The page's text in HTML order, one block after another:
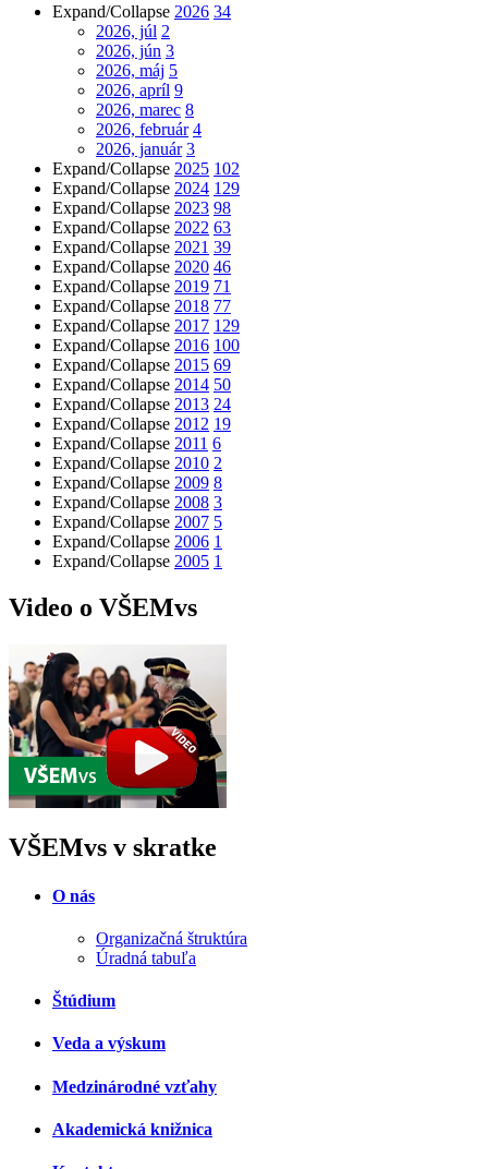
Expand/Collapse 2026 34
2026, júl 2
2026, jún 3
2026, máj 5
2026, apríl 9
2026, marec 8
2026, február 4
2026, január 3
Expand/Collapse 2025 102
Expand/Collapse 2024 129
Expand/Collapse 2023 98
Expand/Collapse 2022 63
Expand/Collapse 2021 39
Expand/Collapse 2020 46
Expand/Collapse 2019 71
Expand/Collapse 2018 77
Expand/Collapse 2017 129
Expand/Collapse 2016 100
Expand/Collapse 2015 69
Expand/Collapse 2014 50
Expand/Collapse 2013 24
Expand/Collapse 2012 19
Expand/Collapse 2011 6
Expand/Collapse 2010 2
Expand/Collapse 2009 8
Expand/Collapse 2008 3
Expand/Collapse 2007 5
Expand/Collapse 2006 1
Expand/Collapse 2005 1
Video o VŠEMvs
VŠEMvs v skratke
O nás
Organizačná štruktúra
Úradná tabuľa
Štúdium
Veda a výskum
Medzinárodné vzťahy
Akademická knižnica